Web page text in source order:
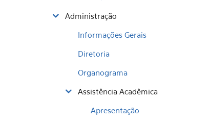
Administração
Informações Gerais
Diretoria
Organograma
Assistência Acadêmica
Apresentação